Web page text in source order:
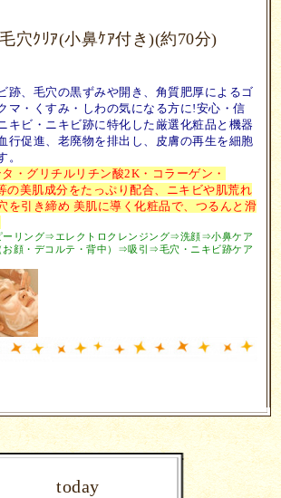
穴ｸﾘｱ(小鼻ｹｱ付き)(約70分)
跡、毛穴の黒ずみや開き、角質肥厚によるゴ
マ・くすみ・しわの気になる方に!安心・信
キビ・ニキビ跡に特化した厳選化粧品と機器
行促進、老廃物を排出し、皮膚の再生を細胞
。
・グリチルリチン酸2K・コラーゲン・
の美肌成分をたっぷり配合、 ニキビや肌荒れ
を引き締め 美肌に導く化粧品で、 つるんと滑
ーリング⇒エレクトロクレンジング⇒洗顔⇒小鼻ケア
お顔・デコルテ・背中）⇒吸引⇒毛穴・ニキビ跡ケア
today